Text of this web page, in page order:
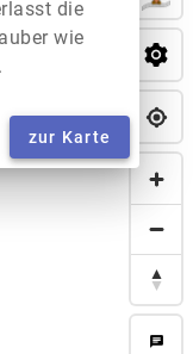
chat
die
wie
zur Karte